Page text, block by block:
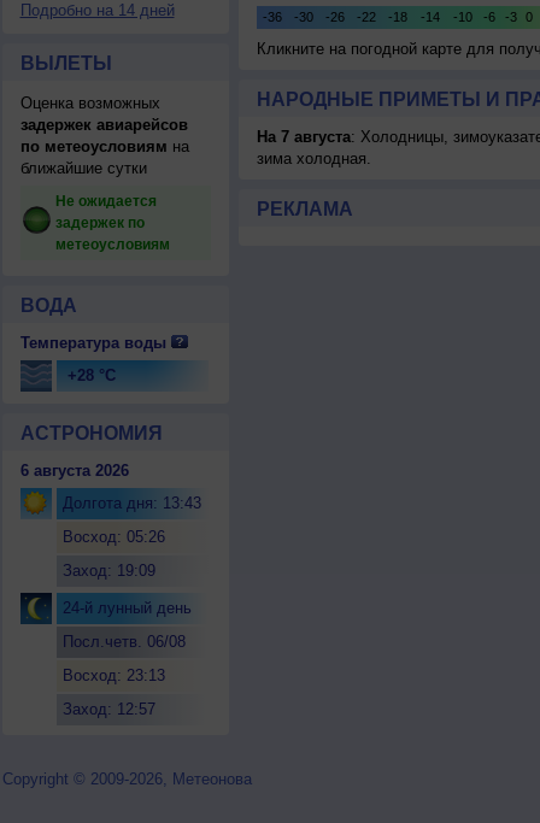
Подробно на 14 дней
ВЫЛЕТЫ
Оценка возможных
задержек авиарейсов
по метеоусловиям на
ближайшие сутки
Не ожидается
задержек по
метеоусловиям
ВОДА
Температура воды
+28 °C
АСТРОНОМИЯ
6 августа 2026
Долгота дня: 13:43
Восход: 05:26
Заход: 19:09
24-й лунный день
Посл.четв. 06/08
Восход: 23:13
Заход: 12:57
Кликните на погодной карте для
НАРОДНЫЕ ПРИМЕТЫ И
На 7 августа: Холодницы,
зима холодная.
РЕКЛАМА
Copyright © 2009-2026, Метеонова